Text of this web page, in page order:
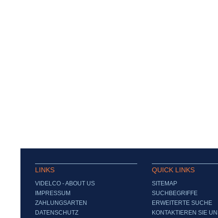
LINKS
VIDELCO - ABOUT US
IMPRESSUM
ZAHLUNGSARTEN
DATENSCHUTZ
QUICK LINKS
SITEMAP
SUCHBEGRIFFE
ERWEITERTE SUCHE
KONTAKTIEREN SIE